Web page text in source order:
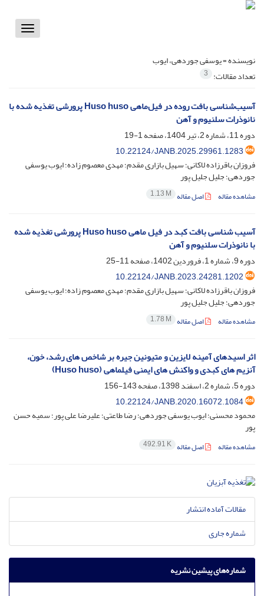
Toggle
نویسنده =یوسفی جوردهی، ایوب
تعداد مقالات: 3
آسیب‌شناسی بافت روده در فیل‌ماهی Huso huso پرورشی تغذیه شده با
نانوذرات سلنیوم و آهن
دوره 11، شماره 2، تیر 1404، صفحه
1-19
10.22124/JANB.2025.29961.1283
فروزان باقرزاده لاکانی؛ سهیل بازاری مقدم؛ مهدی معصوم زاده؛ ایوب یوسفی
جوردهی؛ جلیل جلیل پور
مشاهده مقاله اصل مقاله 1.13 M
آسیب شناسی بافت کبد در فیل ماهی Huso huso پرورشی تغذیه شده
با نانوذرات سلنیوم و آهن
دوره 9، شماره 1، فروردین 1402، صفحه
11-25
10.22124/JANB.2023.24281.1202
فروزان باقرزاده لاکانی؛ سهیل بازاری مقدم؛ مهدی معصوم زاده؛ ایوب یوسفی
جوردهی؛ جلیل جلیل پور
مشاهده مقاله اصل مقاله 1.78 M
اثر اسیدهای آمینه لایزین و متیونین جیره بر شاخص های رشد، خون،
آنزیم های کبدی و واکنش های ایمنی فیل‏ماهی (Huso huso)
دوره 5، شماره 2، اسفند 1398، صفحه
143-156
10.22124/JANB.2020.16072.1084
محمود محسنی؛ ایوب یوسفی جوردهی؛ رضا طاعتی؛ علیرضا علی پور؛ سمیه حسن
پور
مشاهده مقاله اصل مقاله 492.91 K
مقالات آماده انتشار
شماره جاری
شماره‌های پیشین نشریه